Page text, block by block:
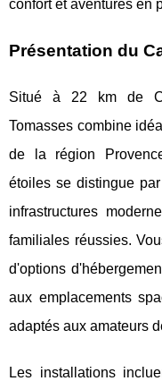
confort et aventures en
Présentation du
Situé à 22 km de
Tomasses combine
de la région
étoiles se distingue
infrastructures
familiales réussies.
d'options
aux emplacements
adaptés aux amateurs
Les installations